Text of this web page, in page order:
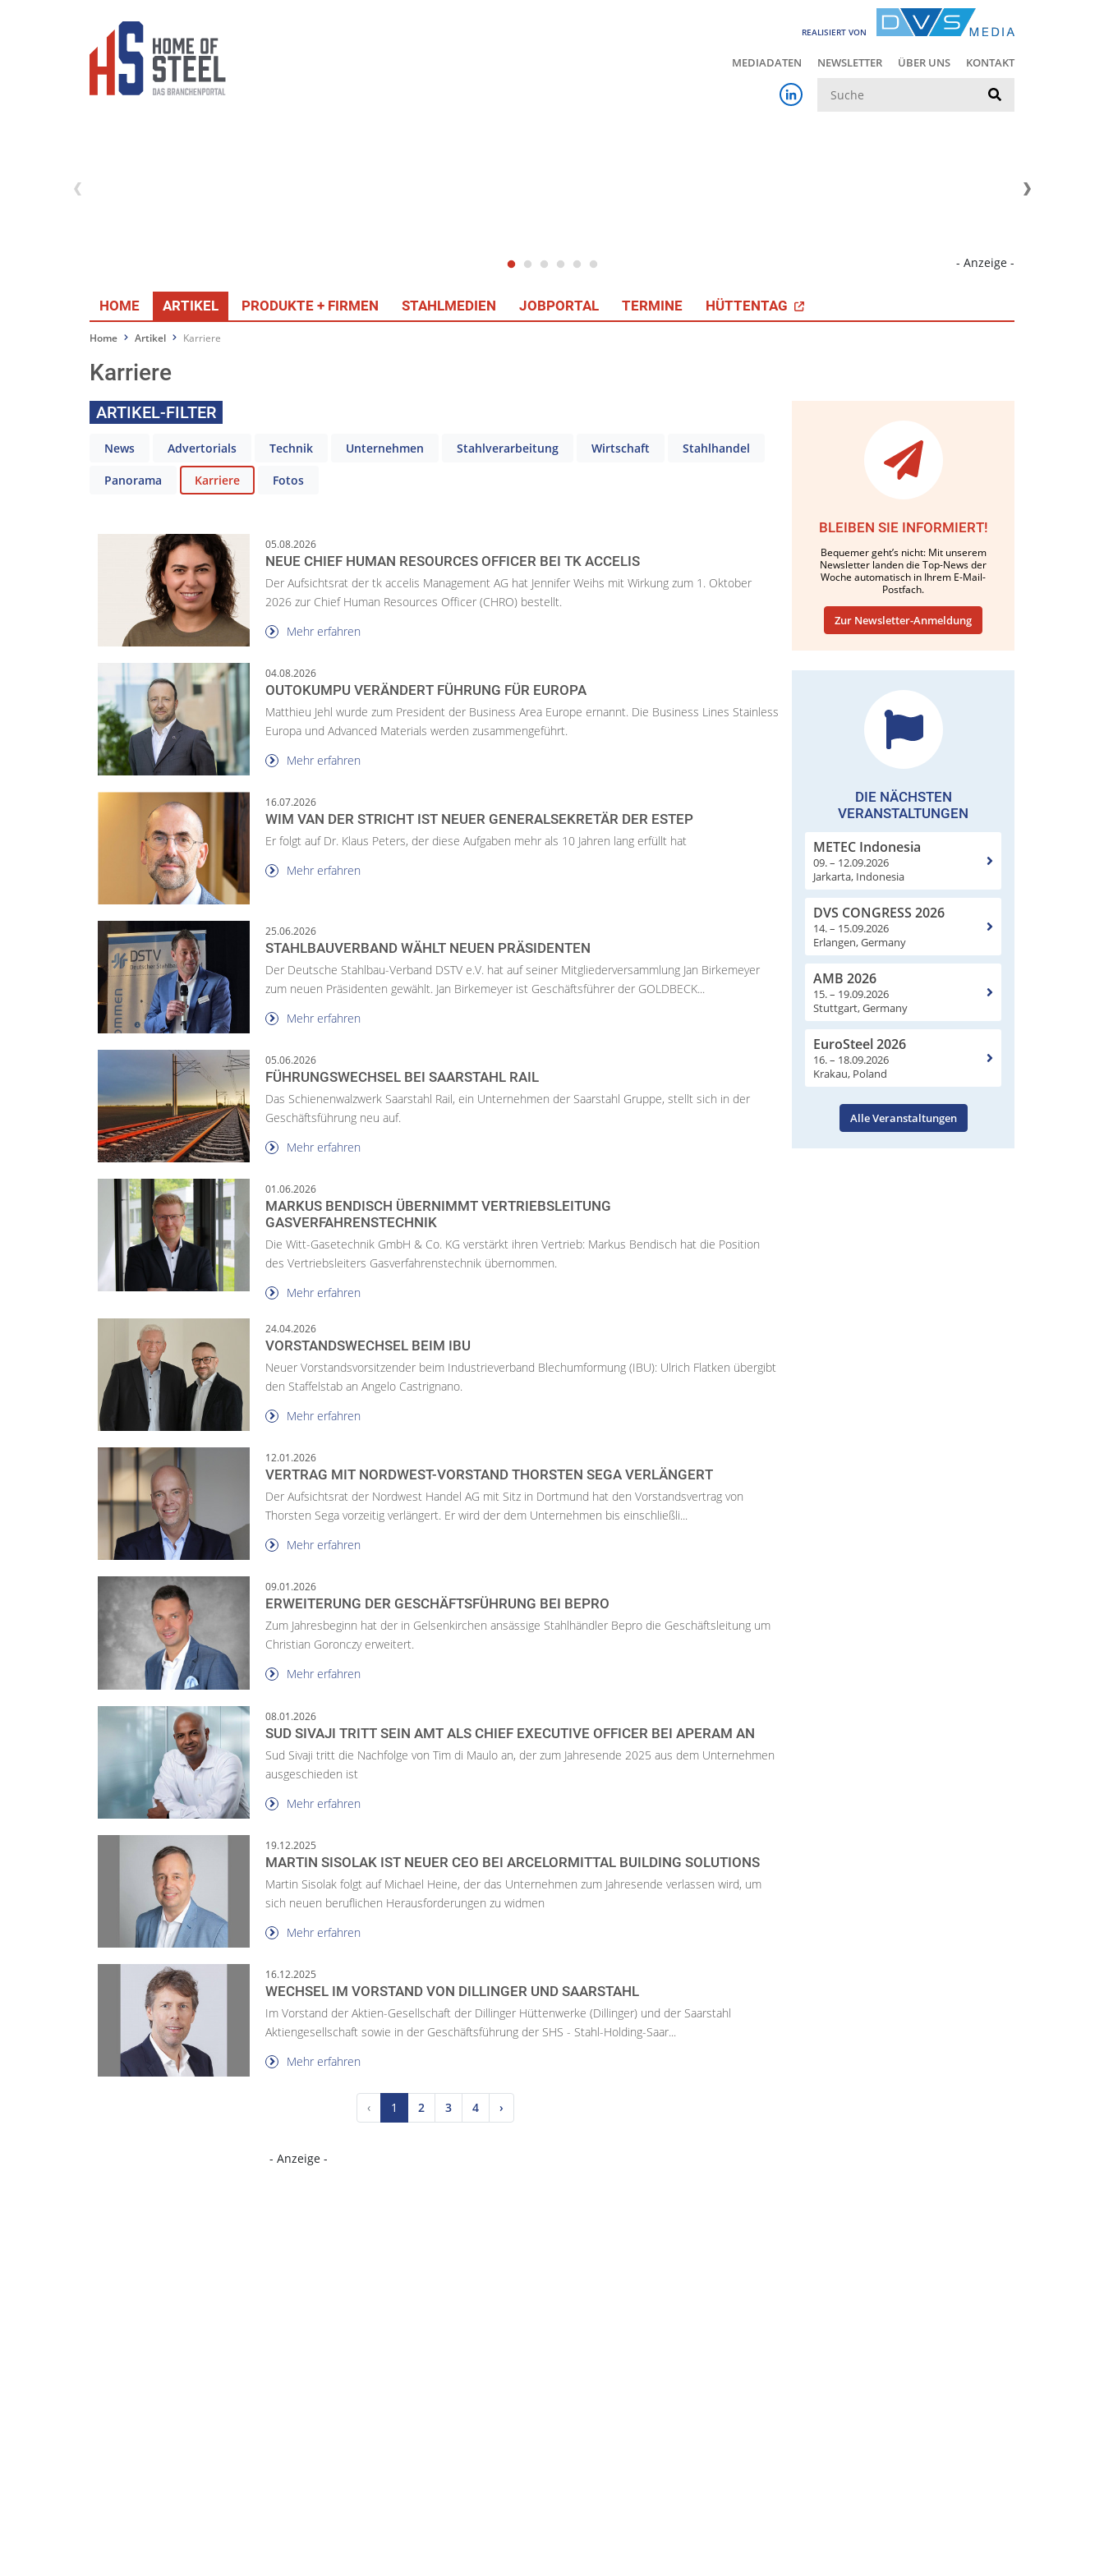
REALISIERT VON
MEDIADATEN NEWSLETTER ÜBER UNS KONTAKT
- Anzeige -
HOME ARTIKEL PRODUKTE + FIRMEN STAHLMEDIEN JOBPORTAL TERMINE HÜTTENTAG
Home Artikel Karriere
Karriere
ARTIKEL-FILTER
News Advertorials Technik Unternehmen Stahlverarbeitung Wirtschaft Stahlhandel
Panorama Karriere Fotos
05.08.2026
NEUE CHIEF HUMAN RESOURCES OFFICER BEI TK ACCELIS
Der Aufsichtsrat der tk accelis Management AG hat Jennifer Weihs mit Wirkung zum 1. Oktober
2026 zur Chief Human Resources Officer (CHRO) bestellt.
Mehr erfahren
04.08.2026
OUTOKUMPU VERÄNDERT FÜHRUNG FÜR EUROPA
Matthieu Jehl wurde zum President der Business Area Europe ernannt. Die Business Lines Stainless
Europa und Advanced Materials werden zusammengeführt.
Mehr erfahren
16.07.2026
WIM VAN DER STRICHT IST NEUER GENERALSEKRETÄR DER ESTEP
Er folgt auf Dr. Klaus Peters, der diese Aufgaben mehr als 10 Jahren lang erfüllt hat
Mehr erfahren
25.06.2026
STAHLBAUVERBAND WÄHLT NEUEN PRÄSIDENTEN
Der Deutsche Stahlbau-Verband DSTV e.V. hat auf seiner Mitgliederversammlung Jan Birkemeyer
zum neuen Präsidenten gewählt. Jan Birkemeyer ist Geschäftsführer der GOLDBECK...
Mehr erfahren
05.06.2026
FÜHRUNGSWECHSEL BEI SAARSTAHL RAIL
Das Schienenwalzwerk Saarstahl Rail, ein Unternehmen der Saarstahl Gruppe, stellt sich in der
Geschäftsführung neu auf.
Mehr erfahren
01.06.2026
MARKUS BENDISCH ÜBERNIMMT VERTRIEBSLEITUNG
GASVERFAHRENSTECHNIK
Die Witt-Gasetechnik GmbH & Co. KG verstärkt ihren Vertrieb: Markus Bendisch hat die Position
des Vertriebsleiters Gasverfahrenstechnik übernommen.
Mehr erfahren
24.04.2026
VORSTANDSWECHSEL BEIM IBU
Neuer Vorstandsvorsitzender beim Industrieverband Blechumformung (IBU): Ulrich Flatken übergibt
den Staffelstab an Angelo Castrignano.
Mehr erfahren
12.01.2026
VERTRAG MIT NORDWEST-VORSTAND THORSTEN SEGA VERLÄNGERT
Der Aufsichtsrat der Nordwest Handel AG mit Sitz in Dortmund hat den Vorstandsvertrag von
Thorsten Sega vorzeitig verlängert. Er wird der dem Unternehmen bis einschließli...
Mehr erfahren
09.01.2026
ERWEITERUNG DER GESCHÄFTSFÜHRUNG BEI BEPRO
Zum Jahresbeginn hat der in Gelsenkirchen ansässige Stahlhändler Bepro die Geschäftsleitung um
Christian Goronczy erweitert.
Mehr erfahren
08.01.2026
SUD SIVAJI TRITT SEIN AMT ALS CHIEF EXECUTIVE OFFICER BEI APERAM AN
Sud Sivaji tritt die Nachfolge von Tim di Maulo an, der zum Jahresende 2025 aus dem Unternehmen
ausgeschieden ist
Mehr erfahren
19.12.2025
MARTIN SISOLAK IST NEUER CEO BEI ARCELORMITTAL BUILDING SOLUTIONS
Martin Sisolak folgt auf Michael Heine, der das Unternehmen zum Jahresende verlassen wird, um
sich neuen beruflichen Herausforderungen zu widmen
Mehr erfahren
16.12.2025
WECHSEL IM VORSTAND VON DILLINGER UND SAARSTAHL
Im Vorstand der Aktien-Gesellschaft der Dillinger Hüttenwerke (Dillinger) und der Saarstahl
Aktiengesellschaft sowie in der Geschäftsführung der SHS - Stahl-Holding-Saar...
Mehr erfahren
‹ 1 2 3 4 ›
BLEIBEN SIE INFORMIERT!
Bequemer geht’s nicht: Mit unserem
Newsletter landen die Top-News der
Woche automatisch in Ihrem E-Mail-
Postfach.
Zur Newsletter-Anmeldung
DIE NÄCHSTEN
VERANSTALTUNGEN
METEC Indonesia
09. – 12.09.2026
Jarkarta, Indonesia
DVS CONGRESS 2026
14. – 15.09.2026
Erlangen, Germany
AMB 2026
15. – 19.09.2026
Stuttgart, Germany
EuroSteel 2026
16. – 18.09.2026
Krakau, Poland
Alle Veranstaltungen
- Anzeige -